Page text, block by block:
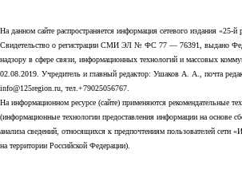
На данном сайте распространяется информация сетевого издания «25-й
Свидетельство о регистрации СМИ ЭЛ № ФС 77 — 76391, выдано
надзору в сфере связи, информационных технологий и массовых
02.08.2019. Учредитель и главный редактор: Ушаков А. А., почта
info@125region.ru, тел.+79025056767.
На информационном ресурсе (сайте) применяются рекомендательные
(информационные технологии предоставления информации на основе
анализа сведений, относящихся к предпочтениям пользователей сети
на территории Российской Федерации).